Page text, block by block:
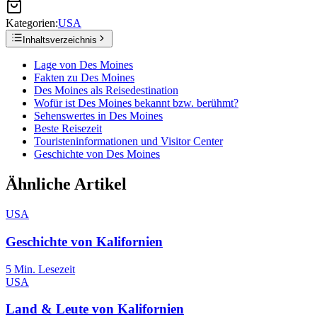
Kategorien:USA
Inhaltsverzeichnis
Lage von Des Moines
Fakten zu Des Moines
Des Moines als Reisedestination
Wofür ist Des Moines bekannt bzw. berühmt?
Sehenswertes in Des Moines
Beste Reisezeit
Touristeninformationen und Visitor Center
Geschichte von Des Moines
Ähnliche Artikel
USA
Geschichte von Kalifornien
5 Min. Lesezeit
USA
Land & Leute von Kalifornien